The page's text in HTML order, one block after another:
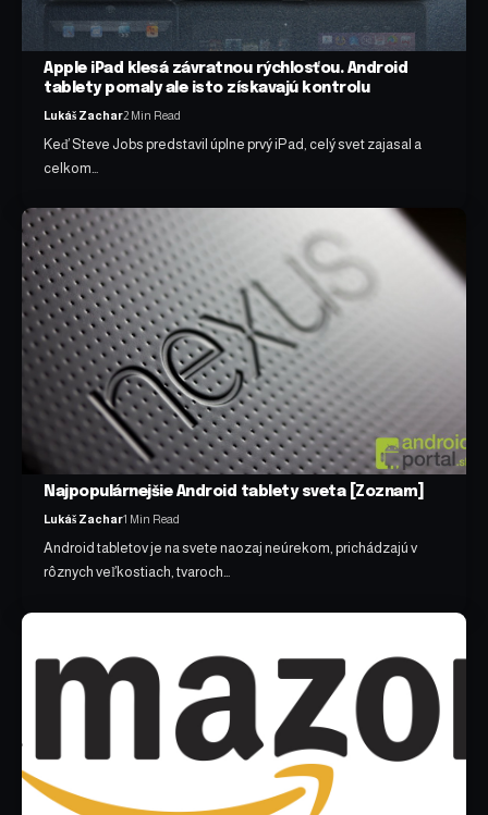
Apple iPad klesá závratnou rýchlosťou. Android
tablety pomaly ale isto získavajú kontrolu
Lukáš Zachar2 Min Read
Keď Steve Jobs predstavil úplne prvý iPad, celý svet zajasal a
celkom…
Najpopulárnejšie Android tablety sveta [Zoznam]
Lukáš Zachar1 Min Read
Android tabletov je na svete naozaj neúrekom, prichádzajú v
rôznych veľkostiach, tvaroch…